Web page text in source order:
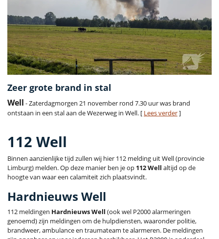
Zeer grote brand in stal
Well - Zaterdagmorgen 21 november rond 7.30 uur was brand
ontstaan in een stal aan de Wezerweg in Well. [ Lees verder]
112 Well
Binnen aanzienlijke tijd zullen wij hier 112 melding uit Well (provincie
Limburg) melden. Op deze manier ben je op 112 Well altijd op de
hoogte van waar een calamiteit zich plaatsvindt.
Hardnieuws Well
112 meldingen Hardnieuws Well (ook wel P2000 alarmeringen
genoemd) zijn meldingen om de hulpdiensten, waaronder politie,
brandweer, ambulance en traumateam te alarmeren. De meldingen